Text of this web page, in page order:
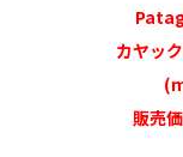
カヤッ
販売